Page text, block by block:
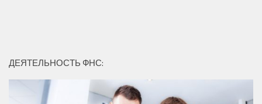
ДЕЯТЕЛЬНОСТЬ ФНС: